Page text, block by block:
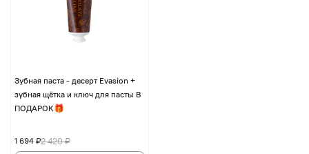
Зубная паста - десерт Evasion +
зубная щётка и ключ для пасты В
ПОДАРОК🎁
2 420 ₽
1 694 ₽